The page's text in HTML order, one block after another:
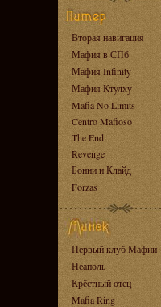
Вторая навигация
Мафия в СПб
Мафия Infinity
Мафия Ктулху
Mafia No Limits
Centro Mafioso
The End
Revenge
Бонни и Клайд
Forzas
Первый клуб Мафии
Неаполь
Крёстный отец
Mafia Ring